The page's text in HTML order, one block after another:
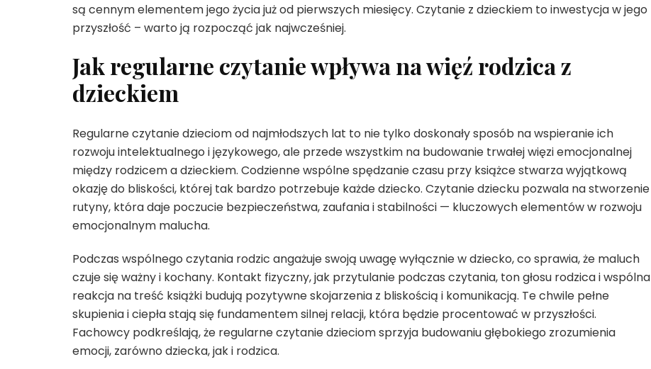
są cennym elementem jego życia już od pierwszych miesięcy. Czytanie z dzieckiem to inwestycja w jego
przyszłość – warto ją rozpocząć jak najwcześniej.
Jak regularne czytanie wpływa na więź rodzica z
dzieckiem
Regularne czytanie dzieciom od najmłodszych lat to nie tylko doskonały sposób na wspieranie ich
rozwoju intelektualnego i językowego, ale przede wszystkim na budowanie trwałej więzi emocjonalnej
między rodzicem a dzieckiem. Codzienne wspólne spędzanie czasu przy książce stwarza wyjątkową
okazję do bliskości, której tak bardzo potrzebuje każde dziecko. Czytanie dziecku pozwala na stworzenie
rutyny, która daje poczucie bezpieczeństwa, zaufania i stabilności — kluczowych elementów w rozwoju
emocjonalnym malucha.
Podczas wspólnego czytania rodzic angażuje swoją uwagę wyłącznie w dziecko, co sprawia, że maluch
czuje się ważny i kochany. Kontakt fizyczny, jak przytulanie podczas czytania, ton głosu rodzica i wspólna
reakcja na treść książki budują pozytywne skojarzenia z bliskością i komunikacją. Te chwile pełne
skupienia i ciepła stają się fundamentem silnej relacji, która będzie procentować w przyszłości.
Fachowcy podkreślają, że regularne czytanie dzieciom sprzyja budowaniu głębokiego zrozumienia
emocji, zarówno dziecka, jak i rodzica.